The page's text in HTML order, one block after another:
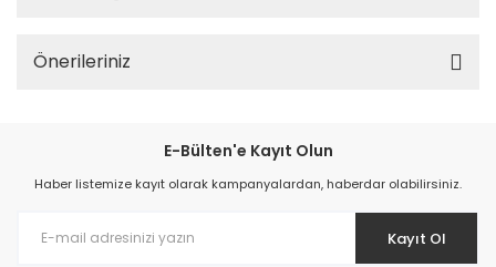
Önerileriniz
E-Bülten'e Kayıt Olun
Haber listemize kayıt olarak kampanyalardan, haberdar olabilirsiniz.
Kayıt Ol